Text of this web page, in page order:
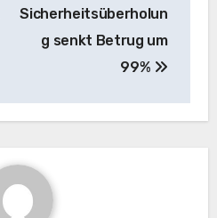
Sicherheitsüberholun
g senkt Betrug um
99%